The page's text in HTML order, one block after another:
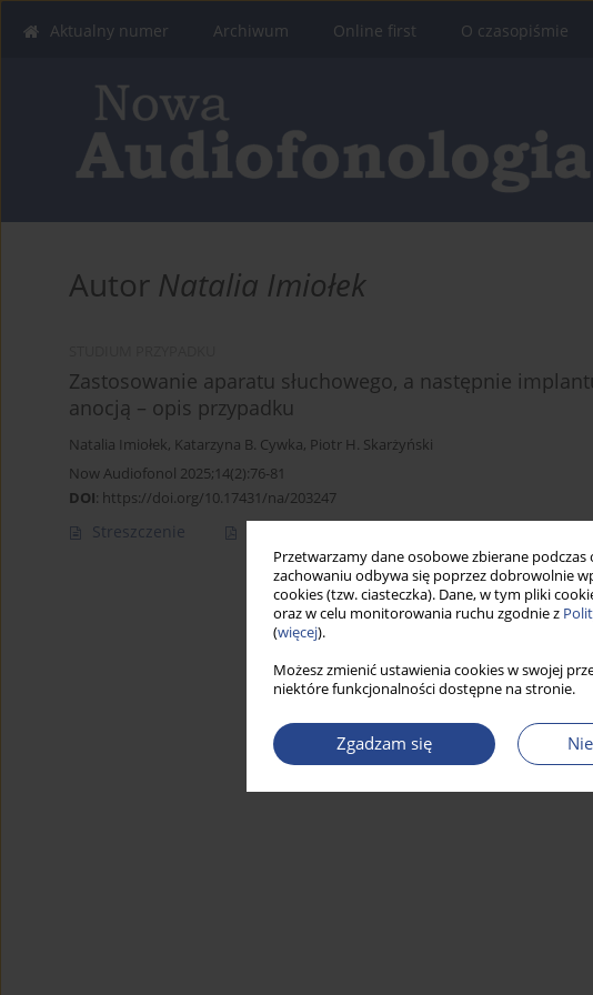
Przetwarzamy dane osobowe zbierane
zachowaniu odbywa się poprzez dobrowolnie
cookies (tzw. ciasteczka). Dane, w tym pliki
oraz w celu monitorowania ruchu zgodnie z
(więcej).
Możesz zmienić ustawienia cookies w swojej
niektóre funkcjonalności dostępne na stronie.
Zgadzam się
Aktualny numer Archiwum Online first O czasopiśmie
Autor Natalia Imiołek
Zastosowanie aparatu słuchowego, a następnie
anocją – opis przypadku
Natalia Imiołek, Katarzyna B. Cywka, Piotr H. Skarżyński
Now Audiofonol 2025;14(2):76-81
DOI: https://doi.org/10.17431/na/203247
Streszczenie